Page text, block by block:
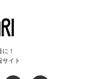
！
サイト